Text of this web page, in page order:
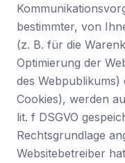
bestimmter, von
(z. B. für die
Optimierung der
des
Cookies), werden
lit. f DSGVO
Rechtsgrundlage
Websitebetreiber